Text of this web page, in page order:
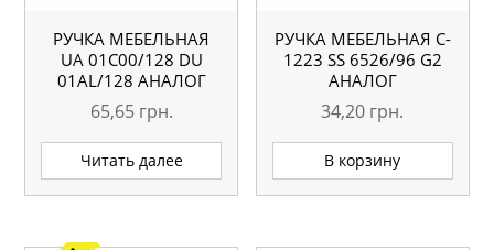
РУЧКА МЕБЕЛЬНАЯ
UA 01С00/128 DU
01AL/128 АНАЛОГ
65,65 грн.
Читать далее
РУЧКА МЕБЕЛЬНАЯ C-
1223 SS 6526/96 G2
АНАЛОГ
34,20 грн.
В корзину